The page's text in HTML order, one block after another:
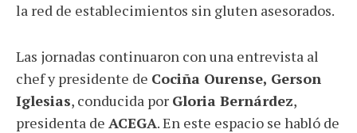
la red de establecimientos sin gluten asesorados.
Las jornadas continuaron con una entrevista al
chef y presidente de Cociña Ourense, Gerson
Iglesias, conducida por Gloria Bernárdez,
presidenta de ACEGA. En este espacio se habló de